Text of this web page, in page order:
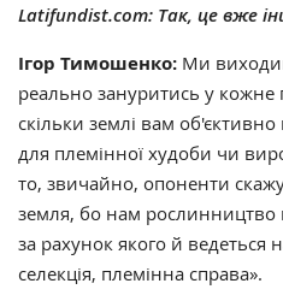
Latifundist.com: Так, це вже
Ігор Тимошенко: Ми
реально зануритись у кожне
скільки землі вам
для племінної худоби чи
то, звичайно, опоненти
земля, бо нам рослинництво
за рахунок якого й ведеться
селекція, племінна справа».